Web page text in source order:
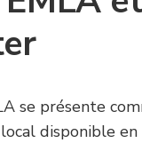
se présente
disponible en